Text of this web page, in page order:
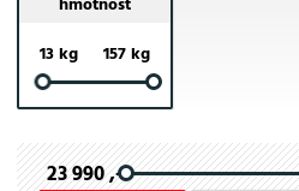
13 kg
157 kg
23 990 ,-